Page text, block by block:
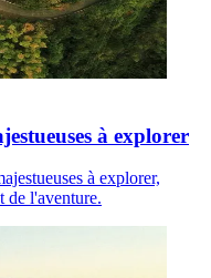
à explorer
à explorer,
de l'aventure.